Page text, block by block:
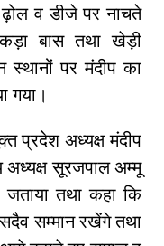
व डीजे पर नाचते
बास तथा खेड़ी
स्थानों पर मंदीप का
गया।
प्रदेश अध्यक्ष मंदीप
अध्यक्ष सूरजपाल अम्मू
तथा कहा कि
सम्मान रखेंगे तथा